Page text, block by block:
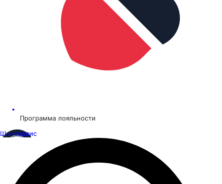
Программа лояльности
Шинсервис